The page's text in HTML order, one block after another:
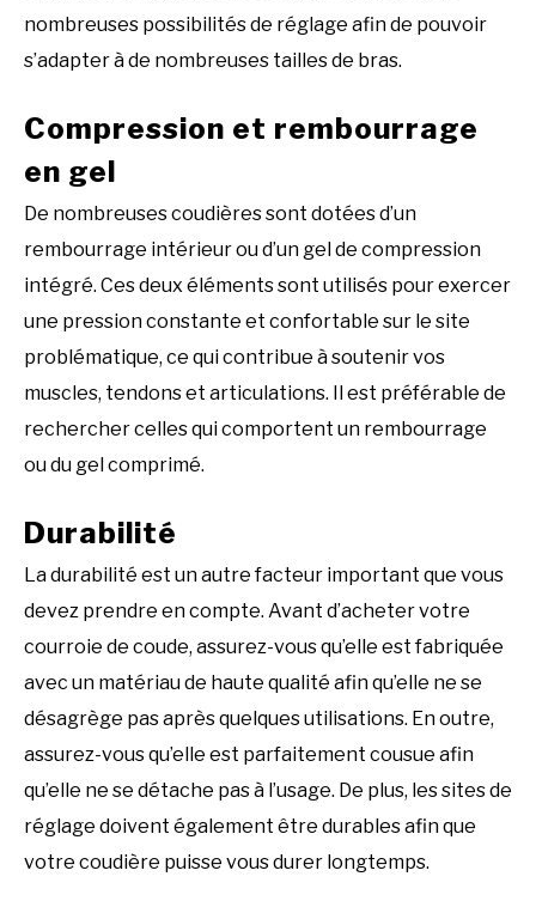
nombreuses possibilités de réglage afin de pouvoir
s’adapter à de nombreuses tailles de bras.
Compression et rembourrage
en gel
De nombreuses coudières sont dotées d’un
rembourrage intérieur ou d’un gel de compression
intégré. Ces deux éléments sont utilisés pour exercer
une pression constante et confortable sur le site
problématique, ce qui contribue à soutenir vos
muscles, tendons et articulations. Il est préférable de
rechercher celles qui comportent un rembourrage
ou du gel comprimé.
Durabilité
La durabilité est un autre facteur important que vous
devez prendre en compte. Avant d’acheter votre
courroie de coude, assurez-vous qu’elle est fabriquée
avec un matériau de haute qualité afin qu’elle ne se
désagrège pas après quelques utilisations. En outre,
assurez-vous qu’elle est parfaitement cousue afin
qu’elle ne se détache pas à l’usage. De plus, les sites de
réglage doivent également être durables afin que
votre coudière puisse vous durer longtemps.